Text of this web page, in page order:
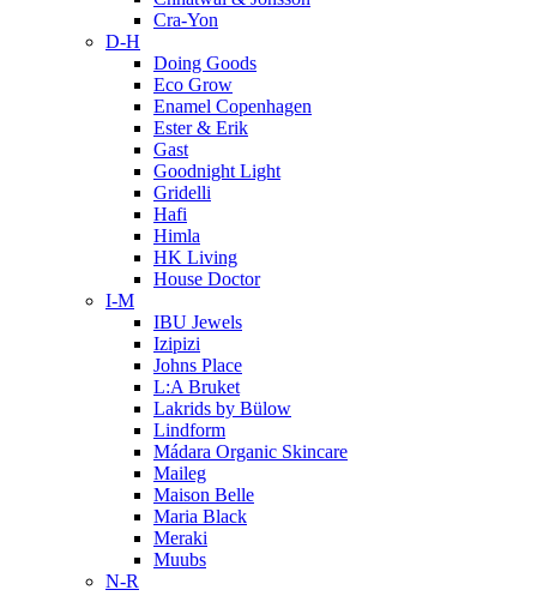
Cra-Yon
D-H
Doing Goods
Eco Grow
Enamel Copenhagen
Ester & Erik
Gast
Goodnight Light
Gridelli
Hafi
Himla
HK Living
House Doctor
I-M
IBU Jewels
Izipizi
Johns Place
L:A Bruket
Lakrids by Bülow
Lindform
Mádara Organic Skincare
Maileg
Maison Belle
Maria Black
Meraki
Muubs
N-R